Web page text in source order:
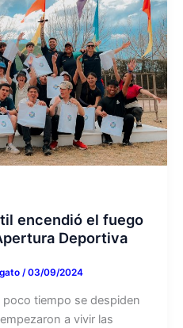
encendió el fuego
Deportiva
/03/09/2024
tiempo se despiden
a vivir las